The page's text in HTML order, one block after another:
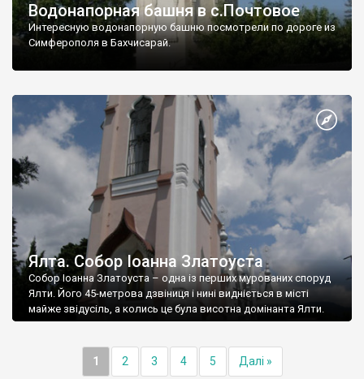
Водонапорная башня в с.Почтовое
Интересную водонапорную башню посмотрели по дороге из
Симферополя в Бахчисарай.
Ялта. Собор Іоанна Златоуста
Собор Іоанна Златоуста – одна із перших мурованих споруд
Ялти. Його 45-метрова дзвіниця і нині видніється в місті
майже звідусіль, а колись це була висотна домінанта Ялти.
1 2 3 4 5 Далі »